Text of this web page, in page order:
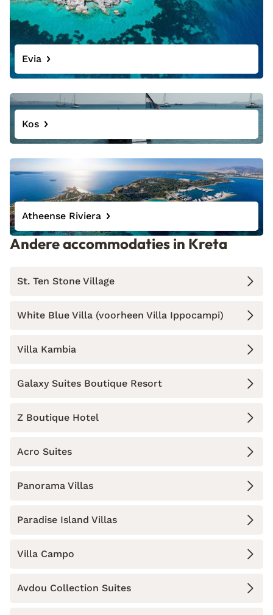
Evia
Kos
Atheense Riviera
Andere accommodaties in Kreta
St. Ten Stone Village
White Blue Villa (voorheen Villa Ippocampi)
Villa Kambia
Galaxy Suites Boutique Resort
Z Boutique Hotel
Acro Suites
Panorama Villas
Paradise Island Villas
Villa Campo
Avdou Collection Suites